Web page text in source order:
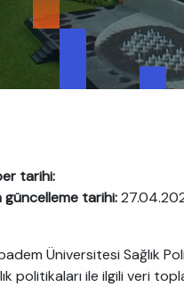
tarihi:
güncelleme tarihi:
Üniversitesi Sağlık
politikaları ile ilgili veri